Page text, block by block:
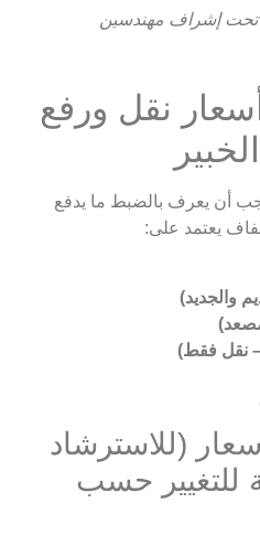
تحت إشراف مهندسين
نقل ورفع
أن يعرف بالضبط ما يدفع
يعتمد على:
والجديد)
نقل فقط)
(للاسترشاد
للتغيير حسب